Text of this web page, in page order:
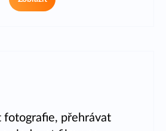
fotografie, přehrávat